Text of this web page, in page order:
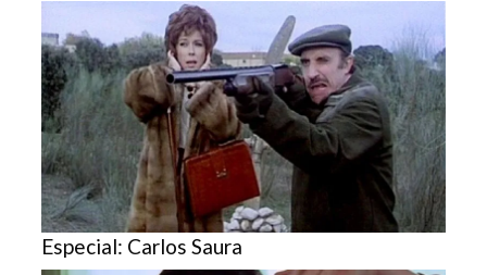
Especial: Carlos Saura